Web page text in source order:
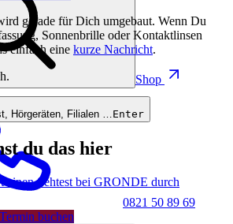
Shop
0821 50 89 69
Termin buchen
gerade für Dich umgebaut. Wenn Du
Sonnenbrille oder Kontaktlinsen
einfach eine kurze Nachricht.
Hörgeräten, Filialen … Enter
du das hier